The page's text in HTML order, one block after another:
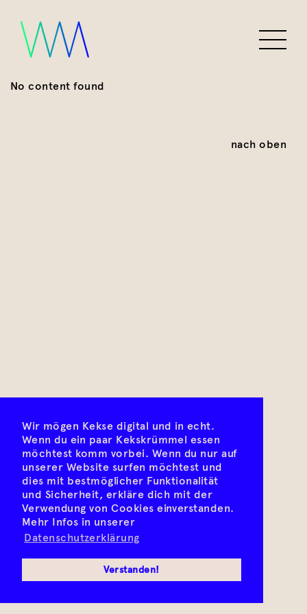
Wir mögen Kekse digital und in echt.
Wenn du ein paar Kekskrümmel essen
möchtest komm vorbei. Wenn du nur auf
unserer Website surfen möchtest und
dies mit bestmöglicher Funktionalität
und Sicherheit, erkläre dich mit der
Verwendung von Cookies einverstanden.
Mehr Infos in unserer
Datenschutzerklärung
Verstanden!
No content found
nach oben